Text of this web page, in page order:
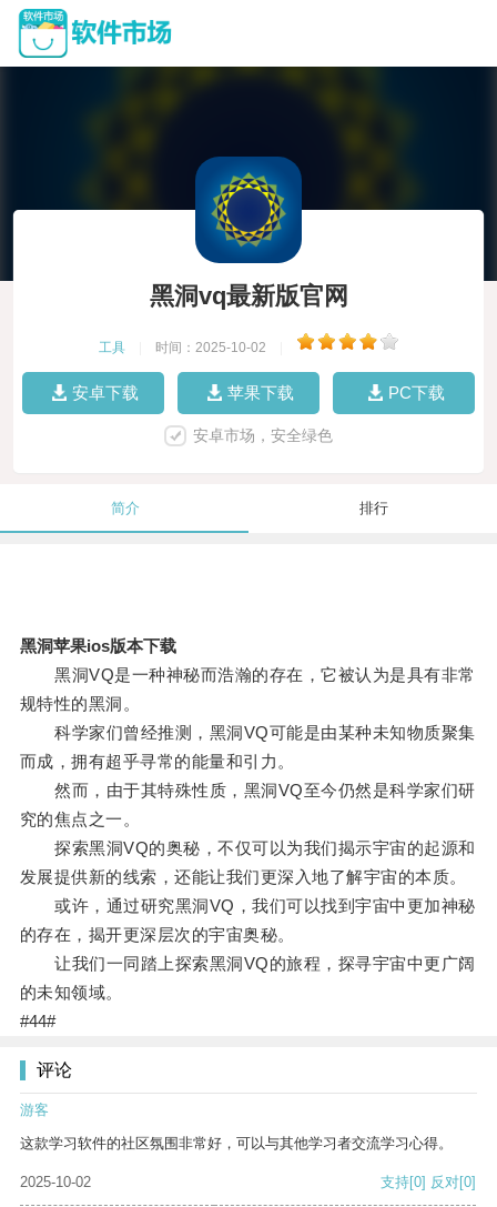
黑洞vq最新版官网
工具 时间：2025-10-02
安卓下载 苹果下载 PC下载
安卓市场，安全绿色
简介 排行
黑洞苹果ios版本下载
黑洞VQ是一种神秘而浩瀚的存在，它被认为是具有非常
规特性的黑洞。
科学家们曾经推测，黑洞VQ可能是由某种未知物质聚集
而成，拥有超乎寻常的能量和引力。
然而，由于其特殊性质，黑洞VQ至今仍然是科学家们研
究的焦点之一。
探索黑洞VQ的奥秘，不仅可以为我们揭示宇宙的起源和
发展提供新的线索，还能让我们更深入地了解宇宙的本质。
或许，通过研究黑洞VQ，我们可以找到宇宙中更加神秘
的存在，揭开更深层次的宇宙奥秘。
让我们一同踏上探索黑洞VQ的旅程，探寻宇宙中更广阔
的未知领域。
#44#
评论
游客
这款学习软件的社区氛围非常好，可以与其他学习者交流学习心得。
2025-10-02 支持[0] 反对[0]